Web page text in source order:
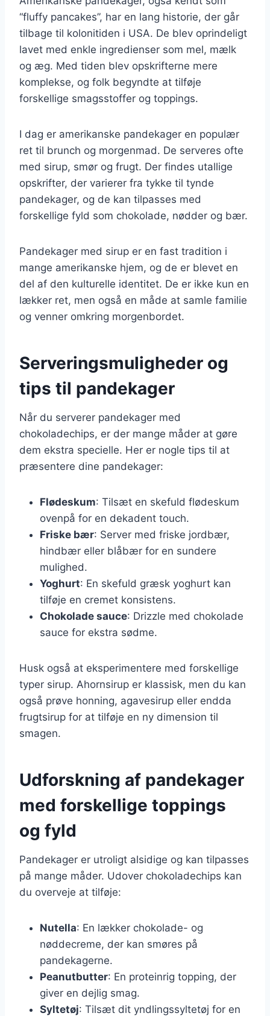
“fluffy pancakes”, har en lang historie, der går
tilbage til kolonitiden i USA. De blev oprindeligt
lavet med enkle ingredienser som mel, mælk
og æg. Med tiden blev opskrifterne mere
komplekse, og folk begyndte at tilføje
forskellige smagsstoffer og toppings.
I dag er amerikanske pandekager en populær
ret til brunch og morgenmad. De serveres ofte
med sirup, smør og frugt. Der findes utallige
opskrifter, der varierer fra tykke til tynde
pandekager, og de kan tilpasses med
forskellige fyld som chokolade, nødder og bær.
Pandekager med sirup er en fast tradition i
mange amerikanske hjem, og de er blevet en
del af den kulturelle identitet. De er ikke kun en
lækker ret, men også en måde at samle familie
og venner omkring morgenbordet.
Serveringsmuligheder og
tips til pandekager
Når du serverer pandekager med
chokoladechips, er der mange måder at gøre
dem ekstra specielle. Her er nogle tips til at
præsentere dine pandekager:
Flødeskum: Tilsæt en skefuld flødeskum
ovenpå for en dekadent touch.
Friske bær: Server med friske jordbær,
hindbær eller blåbær for en sundere
mulighed.
Yoghurt: En skefuld græsk yoghurt kan
tilføje en cremet konsistens.
Chokolade sauce: Drizzle med chokolade
sauce for ekstra sødme.
Husk også at eksperimentere med forskellige
typer sirup. Ahornsirup er klassisk, men du kan
også prøve honning, agavesirup eller endda
frugtsirup for at tilføje en ny dimension til
smagen.
Udforskning af pandekager
med forskellige toppings
og fyld
Pandekager er utroligt alsidige og kan tilpasses
på mange måder. Udover chokoladechips kan
du overveje at tilføje:
Nutella: En lækker chokolade- og
nøddecreme, der kan smøres på
pandekagerne.
Peanutbutter: En proteinrig topping, der
giver en dejlig smag.
Syltetøj: Tilsæt dit yndlingssyltetøj for en